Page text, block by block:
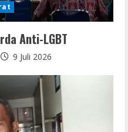
Anti-LGBT
9 Juli 2026